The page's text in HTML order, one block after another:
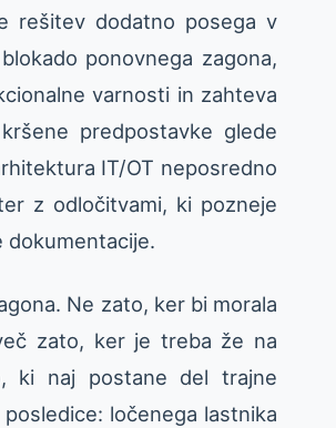
rešitev dodatno posega v
ponovnega zagona,
varnosti in zahteva
predpostavke glede
IT/OT neposredno
z odločitvami, ki pozneje
dokumentacije.
Ne zato, ker bi morala
zato, ker je treba že na
ki naj postane del trajne
ločenega lastnika